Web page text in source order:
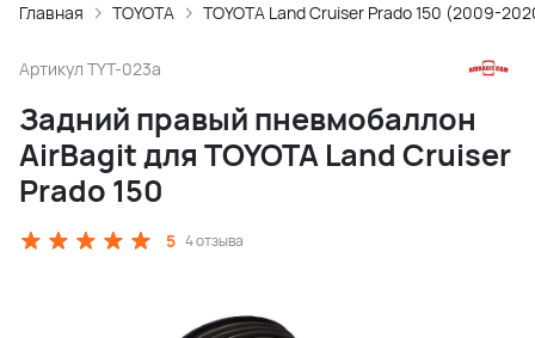
Главная TOYOTA TOYOTA Land Cruiser Prado 150 (2009-
Артикул TYT-023a
Задний правый пневмобаллон
AirBagit для TOYOTA Land Cruiser
Prado 150
5 4 отзыва